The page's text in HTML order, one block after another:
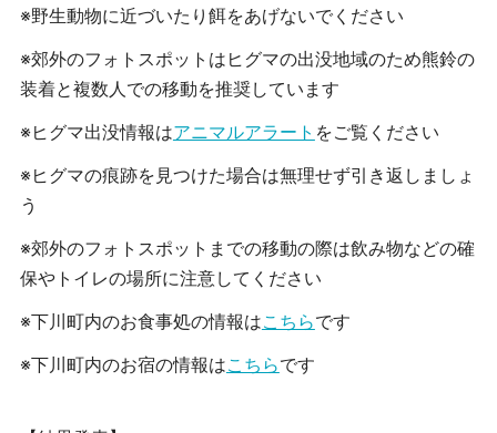
※野生動物に近づいたり餌をあげないでください
※郊外のフォトスポットはヒグマの出没地域のため熊鈴の
装着と複数人での移動を推奨しています
※ヒグマ出没情報はアニマルアラート をご覧ください
※ヒグマの痕跡を見つけた場合は無理せず引き返しましょ
う
※郊外のフォトスポットまでの移動の際は飲み物などの確
保やトイレの場所に注意してください
※下川町内のお食事処の情報はこちらです
※下川町内のお宿の情報はこちらです